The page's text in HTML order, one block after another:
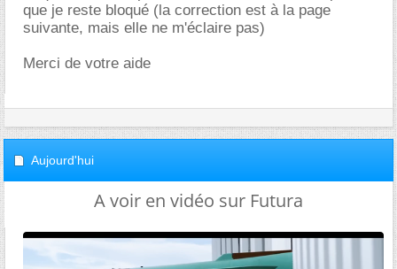
que je reste bloqué (la correction est à la page
suivante, mais elle ne m'éclaire pas)
Merci de votre aide
Aujourd'hui
A voir en vidéo sur Futura